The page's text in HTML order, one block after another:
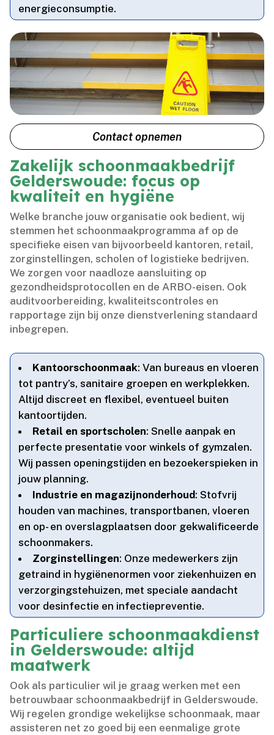
energieconsumptie.​
Contact opnemen
Zakelijk schoonmaakbedrijf
Gelderswoude: focus op
kwaliteit en hygiëne
Welke branche jouw organisatie ook bedient, wij
stemmen het schoonmaakprogramma af op de
specifieke eisen van bijvoorbeeld kantoren, retail,
zorginstellingen, scholen of logistieke bedrijven.​
We zorgen voor naadloze aansluiting op
gezondheidsprotocollen en de ARBO-eisen.​ Ook
auditvoorbereiding, kwaliteitscontroles en
rapportage zijn bij onze dienstverlening standaard
inbegrepen.​
Kantoorschoonmaak: Van bureaus en vloeren
tot pantry’s, sanitaire groepen en werkplekken.​
Altijd discreet en flexibel, eventueel buiten
kantoortijden.​
Retail en sportscholen: Snelle aanpak en
perfecte presentatie voor winkels of gymzalen.​
Wij passen openingstijden en bezoekerspieken in
jouw planning.​
Industrie en magazijnonderhoud: Stofvrij
houden van machines, transportbanen, vloeren
en op- en overslagplaatsen door gekwalificeerde
schoonmakers.​
Zorginstellingen: Onze medewerkers zijn
getraind in hygiënenormen voor ziekenhuizen en
verzorgingstehuizen, met speciale aandacht
voor desinfectie en infectiepreventie.​
Particuliere schoonmaakdienst
in Gelderswoude: altijd
maatwerk
Ook als particulier wil je graag werken met een
betrouwbaar schoonmaakbedrijf in Gelderswoude.​
Wij regelen grondige wekelijkse schoonmaak, maar
assisteren net zo goed bij een eenmalige grote